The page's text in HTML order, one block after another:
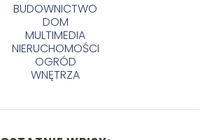
BUDOWNICTWO
DOM
MULTIMEDIA
NIERUCHOMOŚCI
OGRÓD
WNĘTRZA